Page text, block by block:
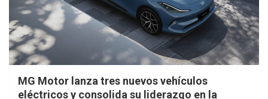
MG Motor lanza tres nuevos vehículos
eléctricos y consolida su liderazgo en la